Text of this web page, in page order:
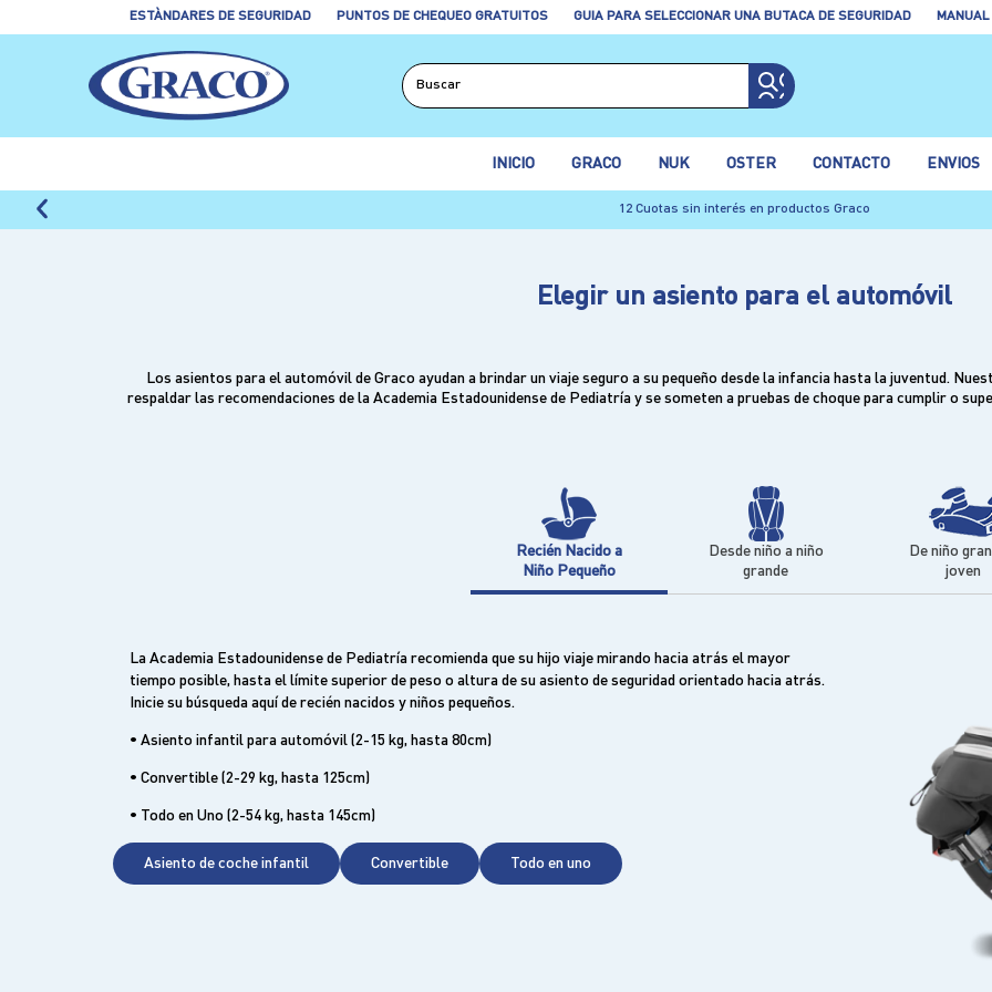
ESTÀNDARES DE SEGURIDAD PUNTOS DE CHEQUEO GRATUITOS GUIA PARA SELECCIONAR UNA BUTACA DE SEGURIDAD
INICIO GRACO NUK OSTER CONTACTO ENVIOS
Comprá ANTES de las 12hs en AMBA y Recibí en el día con E3 LOGISTICA
Elegir un asiento para el automóvil
Los asientos para el automóvil de Graco ayudan a brindar un viaje seguro a su pequeño desde la infancia hasta la juventud.
respaldar las recomendaciones de la Academia Estadounidense de Pediatría y se someten a pruebas de choque para cumplir o
Recién Nacido a
Niño Pequeño
Desde niño a niño
grande
De niño
joven
La Academia Estadounidense de Pediatría recomienda que su hijo viaje mirando hacia atrás el mayor
tiempo posible, hasta el límite superior de peso o altura de su asiento de seguridad orientado hacia atrás.
Inicie su búsqueda aquí de recién nacidos y niños pequeños.
• Asiento infantil para automóvil (2-15 kg, hasta 80cm)
• Convertible (2-29 kg, hasta 125cm)
• Todo en Uno (2-54 kg, hasta 145cm)
Asiento de coche infantil Convertible Todo en uno